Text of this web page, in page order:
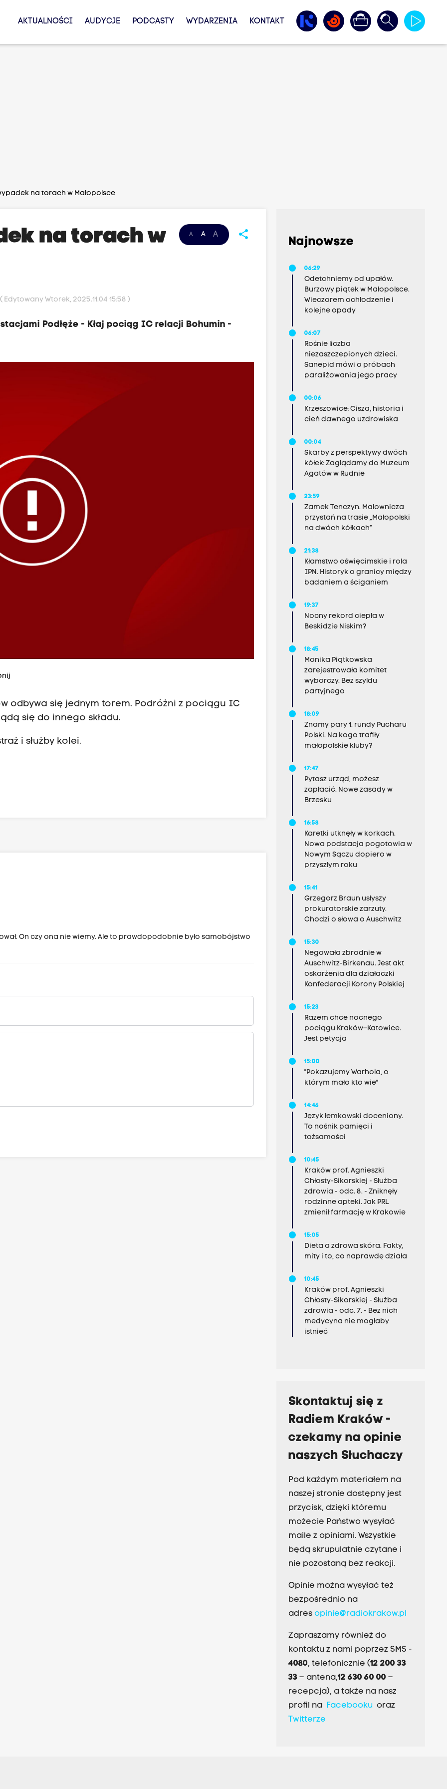
AKTUALNOŚCI AUDYCJE PODCASTY WYDARZENIA KONTAKT
na torach w Małopolsce
A A A share
na torach w
( Edytowany Wtorek, 2025.11.04 15:58 )
Podłęże - Kłaj pociąg IC relacji Bohumin -
odbywa się jednym torem. Podróżni z pociągu IC
się do innego składu.
i służby kolei.
On czy ona nie wiemy. Ale to prawdopodobnie było samobójstwo
Najnowsze
06:29
Odetchniemy od upałów.
Burzowy piątek w Małopolsce.
Wieczorem ochłodzenie i
kolejne opady
06:07
Rośnie liczba
niezaszczepionych dzieci.
Sanepid mówi o próbach
paraliżowania jego pracy
00:06
Krzeszowice: Cisza, historia i
cień dawnego uzdrowiska
00:04
Skarby z perspektywy dwóch
kółek: Zaglądamy do Muzeum
Agatów w Rudnie
23:59
Zamek Tenczyn. Malownicza
przystań na trasie „Małopolski
na dwóch kółkach”
21:38
Kłamstwo oświęcimskie i rola
IPN. Historyk o granicy między
badaniem a ściganiem
19:37
Nocny rekord ciepła w
Beskidzie Niskim?
18:45
Monika Piątkowska
zarejestrowała komitet
wyborczy. Bez szyldu
partyjnego
18:09
Znamy pary 1. rundy Pucharu
Polski. Na kogo trafiły
małopolskie kluby?
17:47
Pytasz urząd, możesz
zapłacić. Nowe zasady w
Brzesku
16:58
Karetki utknęły w korkach.
Nowa podstacja pogotowia w
Nowym Sączu dopiero w
przyszłym roku
15:41
Grzegorz Braun usłyszy
prokuratorskie zarzuty.
Chodzi o słowa o Auschwitz
15:30
Negowała zbrodnie w
Auschwitz-Birkenau. Jest akt
oskarżenia dla działaczki
Konfederacji Korony Polskiej
15:23
Razem chce nocnego
pociągu Kraków–Katowice.
Jest petycja
15:00
"Pokazujemy Warhola, o
którym mało kto wie"
14:46
Język łemkowski doceniony.
To nośnik pamięci i
tożsamości
10:45
Kraków prof. Agnieszki
Chłosty-Sikorskiej - Służba
zdrowia - odc. 8. - Zniknęły
rodzinne apteki. Jak PRL
zmienił farmację w Krakowie
15:05
Dieta a zdrowa skóra. Fakty,
mity i to, co naprawdę działa
10:45
Kraków prof. Agnieszki
Chłosty-Sikorskiej - Służba
zdrowia - odc. 7. - Bez nich
medycyna nie mogłaby
istnieć
Skontaktuj się z
Radiem Kraków -
czekamy na opinie
naszych Słuchaczy
Pod każdym materiałem na
naszej stronie dostępny jest
przycisk, dzięki któremu
możecie Państwo wysyłać
maile z opiniami. Wszystkie
będą skrupulatnie czytane i
nie pozostaną bez reakcji.
Opinie można wysyłać też
bezpośrednio na
adres opinie@radiokrakow.pl
Zapraszamy również do
kontaktu z nami poprzez SMS -
4080, telefonicznie (12 200 33
33– antena,12 630 60 00 –
recepcja), a także na nasz
profil na Facebookuoraz
Twitterze